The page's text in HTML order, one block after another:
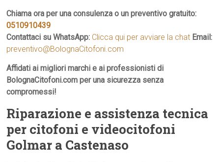
Chiama ora per una consulenza o un preventivo gratuito:
0510910439
Contattaci su WhatsApp: Clicca qui per avviare la chat Email:
preventivo@BolognaCitofoni.com
Affidati ai migliori marchi e ai professionisti di
BolognaCitofoni.com per una sicurezza senza
compromessi!
Riparazione e assistenza tecnica
per citofoni e videocitofoni
Golmar a Castenaso